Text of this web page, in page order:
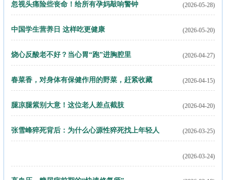
(2026-05-28)
忽视头痛险些丧命！给所有孕妈敲响警钟
(2026-05-20)
中国学生营养日 这样吃更健康
(2026-04-27)
烧心反酸老不好？当心胃“跑”进胸腔里
(2026-04-15)
春菜香，对身体有保健作用的野菜，赶紧收藏
(2026-04-20)
腿凉腿紫别大意！这位老人差点截肢
(2026-03-25)
张雪峰猝死背后：为什么心源性猝死找上年轻人
(2026-03-24)
世界防治结核病日 | 被遗忘的“白色瘟疫”从未离开？这份防痨指南